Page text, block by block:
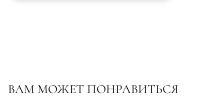
ВАМ МОЖЕТ ПОНРАВИТЬСЯ